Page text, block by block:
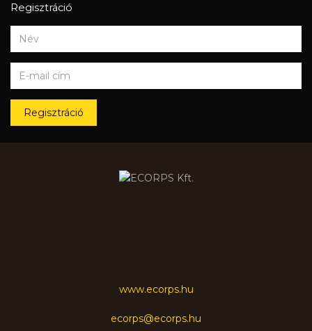
Regisztráció
Regisztráció
www.ecorps.hu
ecorps@ecorps.hu